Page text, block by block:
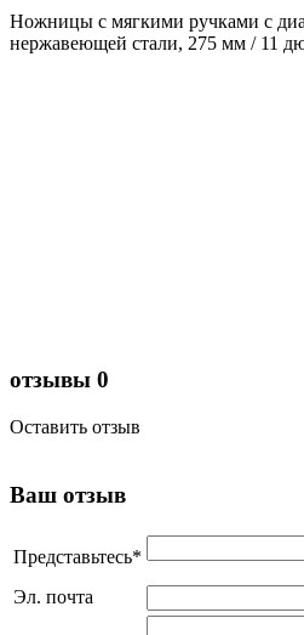
Ножницы с мягкими ручками с
нержавеющей стали, 275 мм / 11
отзывы 0
Оставить отзыв
Ваш отзыв
Представьтесь*
Эл. почта